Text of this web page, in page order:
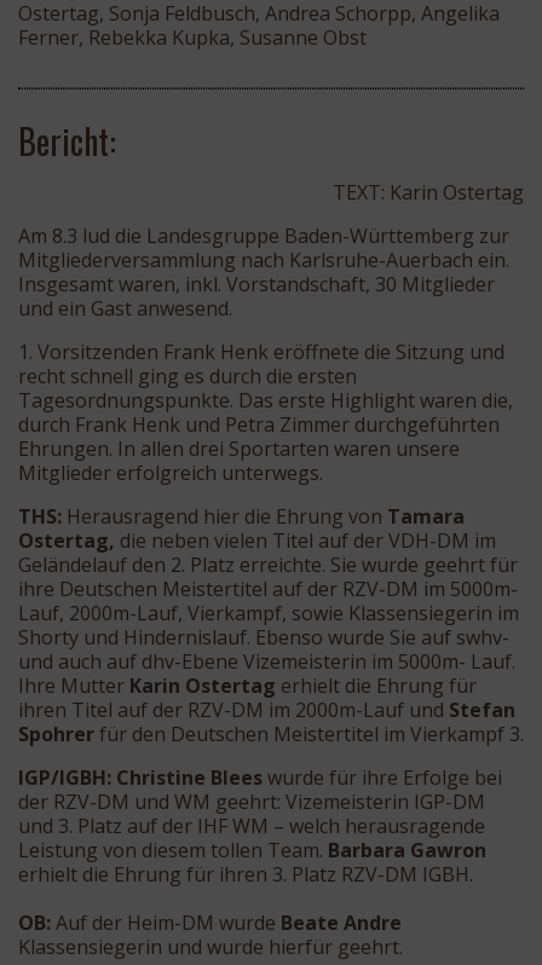
Ostertag, Sonja Feldbusch, Andrea Schorpp, Angelika
Ferner, Rebekka Kupka, Susanne Obst
Bericht:
TEXT: Karin Ostertag
Am 8.3 lud die Landesgruppe Baden-Württemberg zur
Mitgliederversammlung nach Karlsruhe-Auerbach ein.
Insgesamt waren, inkl. Vorstandschaft, 30 Mitglieder
und ein Gast anwesend.
1. Vorsitzenden Frank Henk eröffnete die Sitzung und
recht schnell ging es durch die ersten
Tagesordnungspunkte. Das erste Highlight waren die,
durch Frank Henk und Petra Zimmer durchgeführten
Ehrungen. In allen drei Sportarten waren unsere
Mitglieder erfolgreich unterwegs.
THS: Herausragend hier die Ehrung von Tamara
Ostertag, die neben vielen Titel auf der VDH-DM im
Geländelauf den 2. Platz erreichte. Sie wurde geehrt für
ihre Deutschen Meistertitel auf der RZV-DM im 5000m-
Lauf, 2000m-Lauf, Vierkampf, sowie Klassensiegerin im
Shorty und Hindernislauf. Ebenso wurde Sie auf swhv-
und auch auf dhv-Ebene Vizemeisterin im 5000m- Lauf.
Ihre Mutter Karin Ostertag erhielt die Ehrung für
ihren Titel auf der RZV-DM im 2000m-Lauf und Stefan
Spohrerfür den Deutschen Meistertitel im Vierkampf 3.
IGP/IGBH: Christine Bleeswurde für ihre Erfolge bei
der RZV-DM und WM geehrt: Vizemeisterin IGP-DM
und 3. Platz auf der IHF WM – welch herausragende
Leistung von diesem tollen Team. Barbara Gawron
erhielt die Ehrung für ihren 3. Platz RZV-DM IGBH.
OB:Auf der Heim-DM wurde Beate Andre
Klassensiegerin und wurde hierfür geehrt.